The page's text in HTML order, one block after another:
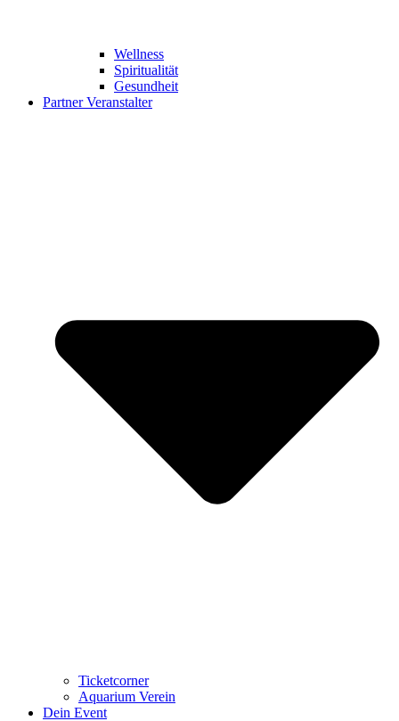
Wellness
Spiritualität
Gesundheit
Partner Veranstalter
Ticketcorner
Aquarium Verein
Dein Event